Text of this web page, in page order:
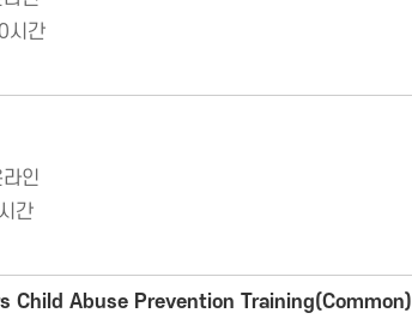
시간
라인
간
Child Abuse Prevention Training(Common)